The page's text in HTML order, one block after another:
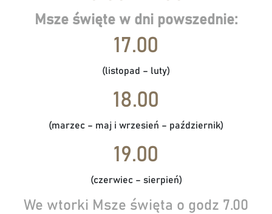
Msze święte w dni powszednie:
17.00
(listopad – luty)
18.00
(marzec – maj i wrzesień – październik)
19.00
(czerwiec – sierpień)
We wtorki Msze święta o godz 7.00